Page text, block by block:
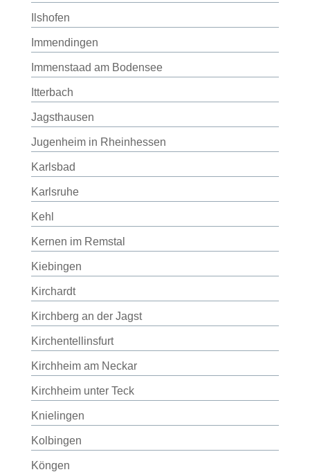
Ilshofen
Immendingen
Immenstaad am Bodensee
Itterbach
Jagsthausen
Jugenheim in Rheinhessen
Karlsbad
Karlsruhe
Kehl
Kernen im Remstal
Kiebingen
Kirchardt
Kirchberg an der Jagst
Kirchentellinsfurt
Kirchheim am Neckar
Kirchheim unter Teck
Knielingen
Kolbingen
Köngen